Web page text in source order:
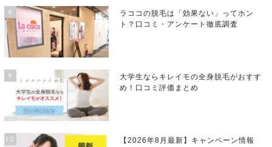
8
ラココの脱毛は「効果ない」ってホン
ト？口コミ・アンケート徹底調査
9
大学生ならキレイモの全身脱毛がおすす
め！口コミ評価まとめ
10 【2026年8月最新】キャンペーン情報